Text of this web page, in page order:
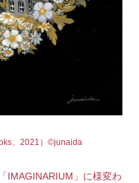
、2021）©junaida
IMAGINARIUM」に様変わ